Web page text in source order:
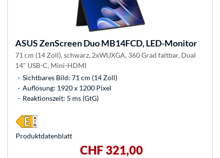
ASUSZenScreen Duo MB14FCD, LED-Monitor
71 cm (14 Zoll), schwarz, 2xWUXGA, 360 Grad faltbar, Dual
14" USB-C, Mini-HDMI
Sichtbares Bild: 71 cm (14 Zoll)
Auflösung: 1920 x 1200 Pixel
Reaktionszeit: 5 ms (GtG)
CHF 321,00
Produkt­datenblatt